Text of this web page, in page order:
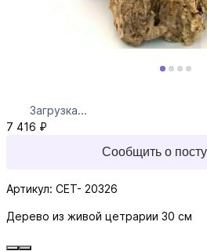
Загрузка...
7 416 ₽
Сообщить о
Артикул: CET- 20326
Дерево из живой цетрарии 30 см